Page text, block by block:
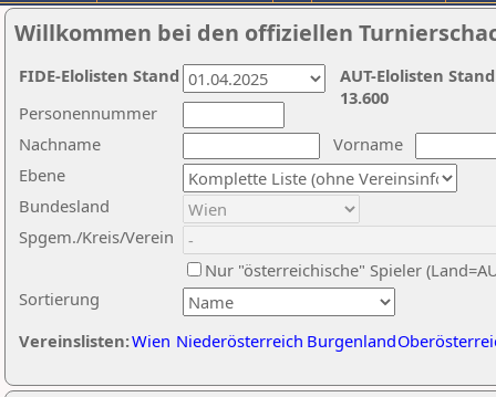
Willkommen bei den offiziellen
Nachname
Vorname
Ebene
Sortierung
Personennummer
Bundesland
Spgem./Kreis/Verein
Nur "österreichische" Spieler
Vereinslisten:Wien Niederösterreich Burgenland
AUT-Elolisten
13.600
FIDE-Elolisten Stand